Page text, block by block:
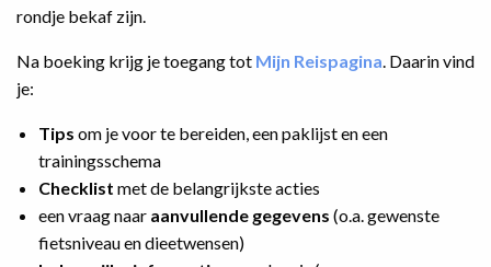
rondje bekaf zijn.
Na boeking krijg je toegang tot Mijn Reispagina. Daarin vind
je:
Tips om je voor te bereiden, een paklijst en een
trainingsschema
Checklist met de belangrijkste acties
een vraag naar aanvullende gegevens (o.a. gewenste
fietsniveau en dieetwensen)